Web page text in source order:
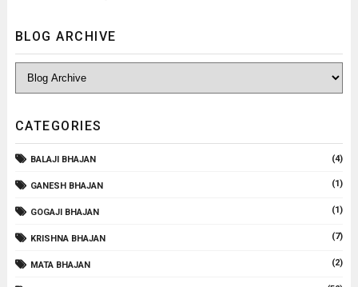
BLOG ARCHIVE
CATEGORIES
BALAJI BHAJAN (4)
GANESH BHAJAN (1)
GOGAJI BHAJAN (1)
KRISHNA BHAJAN (7)
MATA BHAJAN (2)